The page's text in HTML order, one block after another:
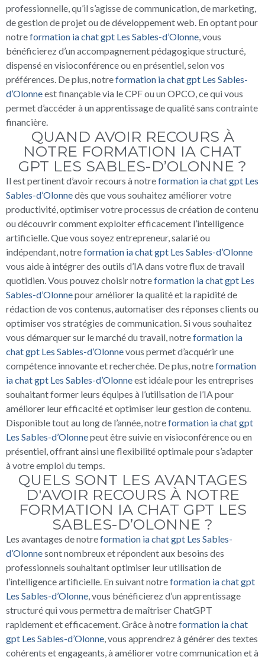
professionnelle, qu’il s’agisse de communication, de marketing,
de gestion de projet ou de développement web. En optant pour
notreformation ia chat gpt Les Sables-d’Olonne, vous
bénéficierez d’un accompagnement pédagogique structuré,
dispensé en visioconférence ou en présentiel, selon vos
préférences. De plus, notreformation ia chat gpt Les Sables-
d’Olonneest finançable via le CPF ou un OPCO, ce qui vous
permet d’accéder à un apprentissage de qualité sans contrainte
financière.
QUAND AVOIR RECOURS À
NOTRE FORMATION IA CHAT
GPT LES SABLES-D’OLONNE ?
Il est pertinent d’avoir recours à notreformation ia chat gpt Les
Sables-d’Olonnedès que vous souhaitez améliorer votre
productivité, optimiser votre processus de création de contenu
ou découvrir comment exploiter efficacement l’intelligence
artificielle. Que vous soyez entrepreneur, salarié ou
indépendant, notreformation ia chat gpt Les Sables-d’Olonne
vous aide à intégrer des outils d’IA dans votre flux de travail
quotidien. Vous pouvez choisir notreformation ia chat gpt Les
Sables-d’Olonnepour améliorer la qualité et la rapidité de
rédaction de vos contenus, automatiser des réponses clients ou
optimiser vos stratégies de communication. Si vous souhaitez
vous démarquer sur le marché du travail, notreformation ia
chat gpt Les Sables-d’Olonnevous permet d’acquérir une
compétence innovante et recherchée. De plus, notreformation
ia chat gpt Les Sables-d’Olonneest idéale pour les entreprises
souhaitant former leurs équipes à l’utilisation de l’IA pour
améliorer leur efficacité et optimiser leur gestion de contenu.
Disponible tout au long de l’année, notreformation ia chat gpt
Les Sables-d’Olonnepeut être suivie en visioconférence ou en
présentiel, offrant ainsi une flexibilité optimale pour s’adapter
à votre emploi du temps.
QUELS SONT LES AVANTAGES
D'AVOIR RECOURS À NOTRE
FORMATION IA CHAT GPT LES
SABLES-D’OLONNE ?
Les avantages de notreformation ia chat gpt Les Sables-
d’Olonnesont nombreux et répondent aux besoins des
professionnels souhaitant optimiser leur utilisation de
l’intelligence artificielle. En suivant notreformation ia chat gpt
Les Sables-d’Olonne, vous bénéficierez d’un apprentissage
structuré qui vous permettra de maîtriser ChatGPT
rapidement et efficacement. Grâce à notreformation ia chat
gpt Les Sables-d’Olonne, vous apprendrez à générer des textes
cohérents et engageants, à améliorer votre communication et à